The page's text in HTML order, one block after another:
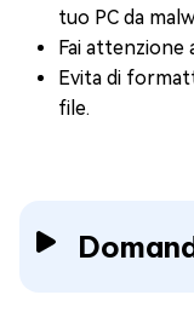
tuo PC da
Fai attenzione
Evita di
file.